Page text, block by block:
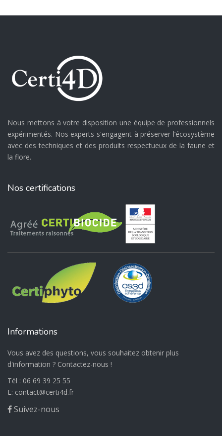
Nous mettons à votre disposition une équipe de professionnels
expérimentés. Nos experts s'engagent à préserver l’écosystème
avec des techniques et des produits respectueux de la faune et
la flore.
Nos certifications
Informations
Vous avez des questions, vous souhaitez obtenir plus
d'information ? Contactez-nous !
Tél : 06 69 39 25 55
E:
@
Suivez-nous